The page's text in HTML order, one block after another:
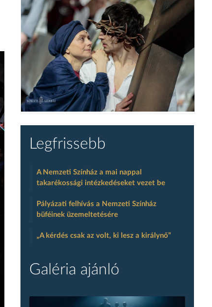
Legfrissebb
A Nemzeti Színház a mai nappal
takarékossági intézkedéseket vezet be
Pályázati felhívás a Nemzeti Színház
büféinek üzemeltetésére
„A kérdés csak az volt, ki lesz a királynő”
Galéria ajánló